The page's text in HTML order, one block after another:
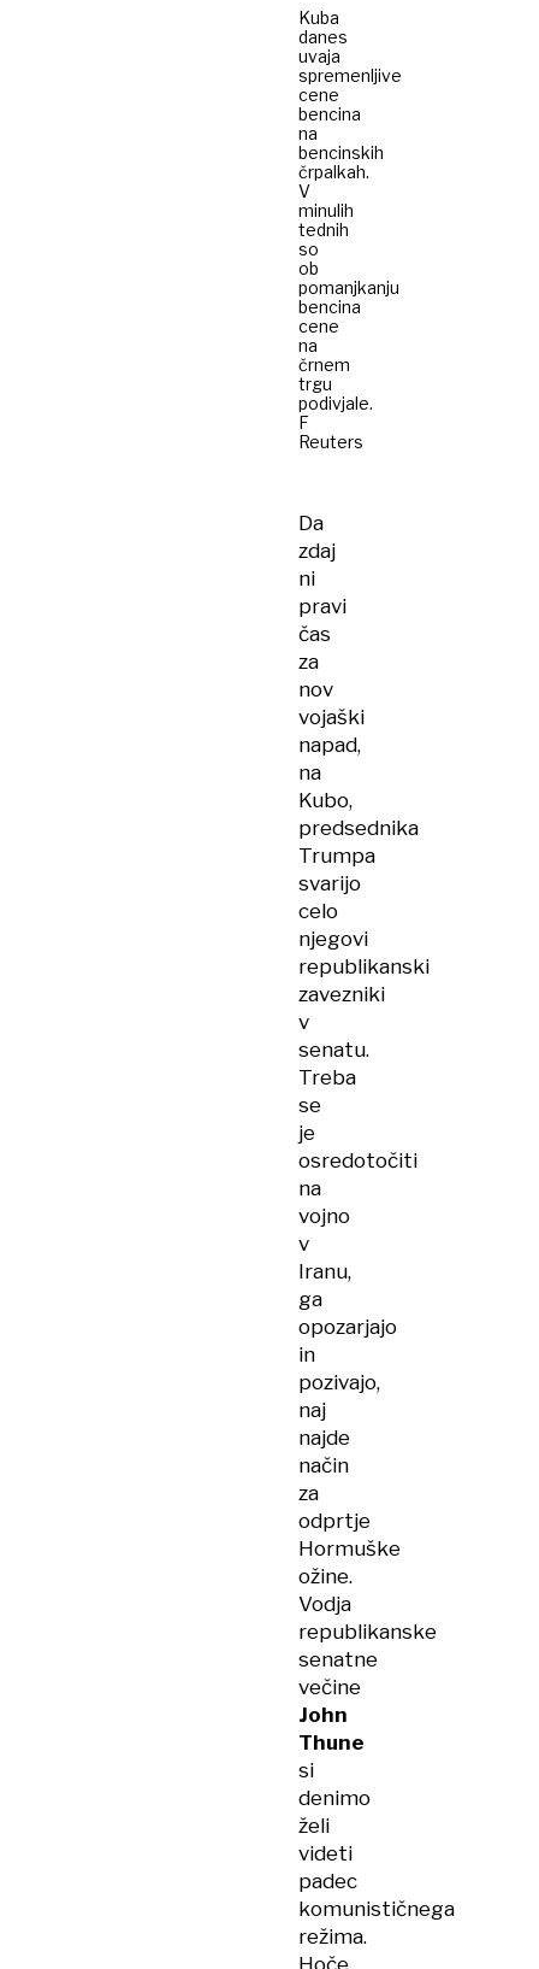
Kuba
danes
uvaja
spremenljive
cene
bencina
na
bencinskih
črpalkah.
V
minulih
tednih
so
ob
pomanjkanju
bencina
cene
na
črnem
trgu
podivjale.
F
Reuters
Da
zdaj
ni
pravi
čas
za
nov
vojaški
napad,
na
Kubo,
predsednika
Trumpa
svarijo
celo
njegovi
republikanski
zavezniki
v
senatu.
Treba
se
je
osredotočiti
na
vojno
v
Iranu,
ga
opozarjajo
in
pozivajo,
naj
najde
način
za
odprtje
Hormuške
ožine.
Vodja
republikanske
senatne
večine
John
Thune
si
denimo
želi
videti
padec
komunističnega
režima.
Hoče